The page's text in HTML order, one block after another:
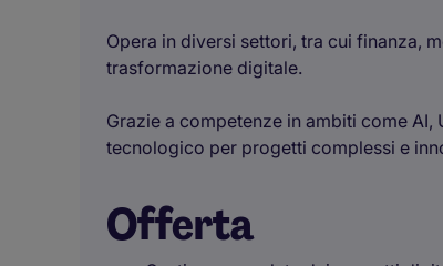
Opera in diversi settori, tra cui finanza,
trasformazione digitale.
Grazie a competenze in ambiti come
tecnologico per progetti complessi e
Offerta